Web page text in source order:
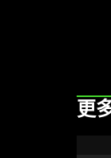
This
更